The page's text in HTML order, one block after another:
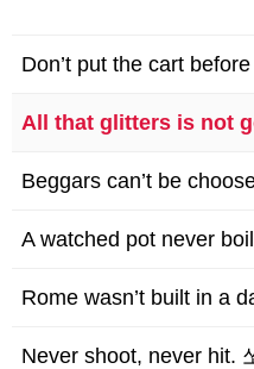
Don’t put the cart before the
All that glitters is not gold.
Beggars can’t be
A watched pot never boils. 지
Rome wasn’t built in a day. 로마는
Never shoot, never hit. 쏘지